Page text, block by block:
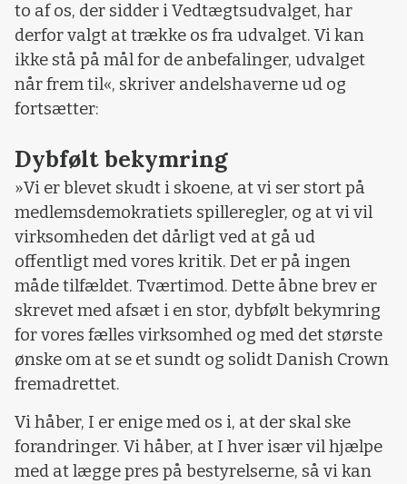
to af os, der sidder i Vedtægtsudvalget, har
derfor valgt at trække os fra udvalget. Vi kan
ikke stå på mål for de anbefalinger, udvalget
når frem til«, skriver andelshaverne ud og
fortsætter:
Dybfølt bekymring
»Vi er blevet skudt i skoene, at vi ser stort på
medlemsdemokratiets spilleregler, og at vi vil
virksomheden det dårligt ved at gå ud
offentligt med vores kritik. Det er på ingen
måde tilfældet. Tværtimod. Dette åbne brev er
skrevet med afsæt i en stor, dybfølt bekymring
for vores fælles virksomhed og med det største
ønske om at se et sundt og solidt Danish Crown
fremadrettet.
Vi håber, I er enige med os i, at der skal ske
forandringer. Vi håber, at I hver især vil hjælpe
med at lægge pres på bestyrelserne, så vi kan